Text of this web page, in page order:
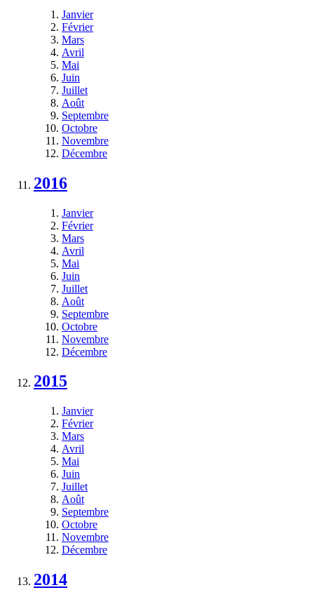
Janvier
Février
Mars
Avril
Mai
Juin
Juillet
Août
Septembre
Octobre
Novembre
Décembre
2016
Janvier
Février
Mars
Avril
Mai
Juin
Juillet
Août
Septembre
Octobre
Novembre
Décembre
2015
Janvier
Février
Mars
Avril
Mai
Juin
Juillet
Août
Septembre
Octobre
Novembre
Décembre
2014